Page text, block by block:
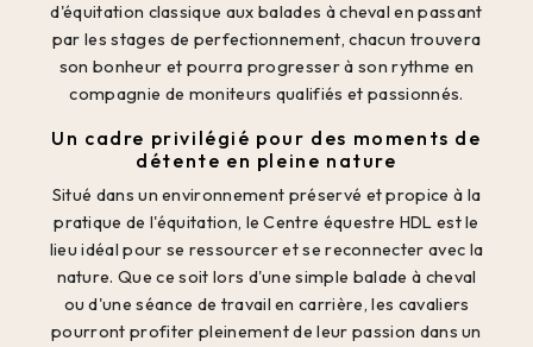
d'équitation classique aux balades à cheval en passant
par les stages de perfectionnement, chacun trouvera
son bonheur et pourra progresser à son rythme en
compagnie de moniteurs qualifiés et passionnés.
Un cadre privilégié pour des moments de
détente en pleine nature
Situé dans un environnement préservé et propice à la
pratique de l'équitation, le Centre équestre HDL est le
lieu idéal pour se ressourcer et se reconnecter avec la
nature. Que ce soit lors d'une simple balade à cheval
ou d'une séance de travail en carrière, les cavaliers
pourront profiter pleinement de leur passion dans un